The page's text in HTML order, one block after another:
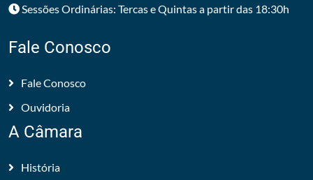
Sessões Ordinárias: Tercas e Quintas a partir das 18:30h
Fale Conosco
Fale Conosco
Ouvidoria
A Câmara
História